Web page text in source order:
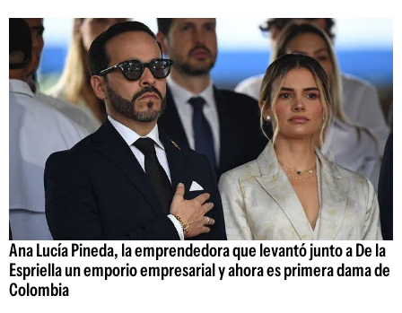
Ana Lucía Pineda, la emprendedora que levantó junto a De la
Espriella un emporio empresarial y ahora es primera dama de
Colombia